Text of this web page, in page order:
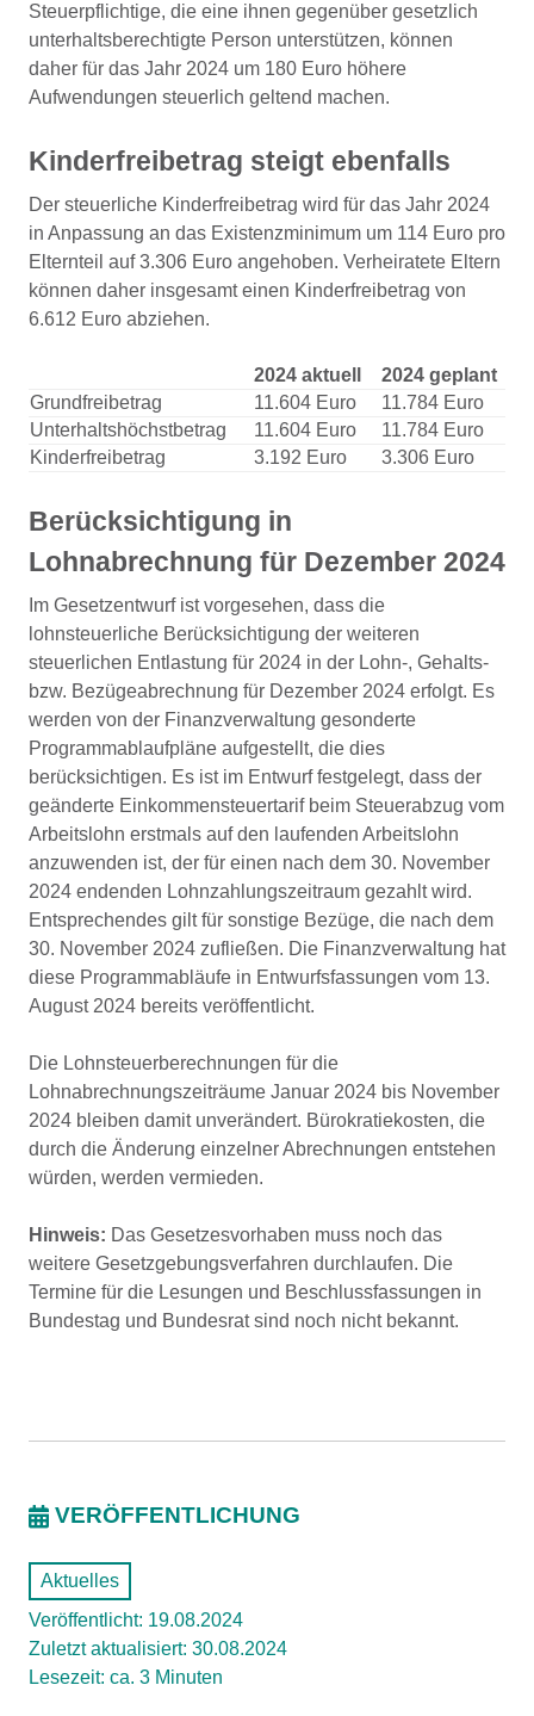
Steuerpflichtige, die eine ihnen gegenüber gesetzlich
unterhaltsberechtigte Person unterstützen, können
daher für das Jahr 2024 um 180 Euro höhere
Aufwendungen steuerlich geltend machen.
Kinderfreibetrag steigt ebenfalls
Der steuerliche Kinderfreibetrag wird für das Jahr 2024
in Anpassung an das Existenzminimum um 114 Euro pro
Elternteil auf 3.306 Euro angehoben. Verheiratete Eltern
können daher insgesamt einen Kinderfreibetrag von
6.612 Euro abziehen.
2024 aktuell
2024 geplant
Grundfreibetrag
11.604 Euro
11.784 Euro
Unterhaltshöchstbetrag
11.604 Euro
11.784 Euro
Kinderfreibetrag
3.192 Euro 3.306 Euro
Berücksichtigung in
Lohnabrechnung für Dezember 2024
Im Gesetzentwurf ist vorgesehen, dass die
lohnsteuerliche Berücksichtigung der weiteren
steuerlichen Entlastung für 2024 in der Lohn-, Gehalts-
bzw. Bezügeabrechnung für Dezember 2024 erfolgt. Es
werden von der Finanzverwaltung gesonderte
Programmablaufpläne aufgestellt, die dies
berücksichtigen. Es ist im Entwurf festgelegt, dass der
geänderte Einkommensteuertarif beim Steuerabzug vom
Arbeitslohn erstmals auf den laufenden Arbeitslohn
anzuwenden ist, der für einen nach dem 30. November
2024 endenden Lohnzahlungszeitraum gezahlt wird.
Entsprechendes gilt für sonstige Bezüge, die nach dem
30. November 2024 zufließen. Die Finanzverwaltung hat
diese Programmabläufe in Entwurfsfassungen vom 13.
August 2024 bereits veröffentlicht.
Die Lohnsteuerberechnungen für die
Lohnabrechnungszeiträume Januar 2024 bis November
2024 bleiben damit unverändert. Bürokratiekosten, die
durch die Änderung einzelner Abrechnungen entstehen
würden, werden vermieden.
Hinweis: Das Gesetzesvorhaben muss noch das
weitere Gesetzgebungsverfahren durchlaufen. Die
Termine für die Lesungen und Beschlussfassungen in
Bundestag und Bundesrat sind noch nicht bekannt.
VERÖFFENTLICHUNG
Aktuelles
Veröffentlicht: 19.08.2024
Zuletzt aktualisiert: 30.08.2024
Lesezeit: ca. 3 Minuten